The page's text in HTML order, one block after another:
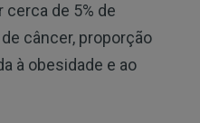
de 5% de
câncer, proporção
à obesidade e ao